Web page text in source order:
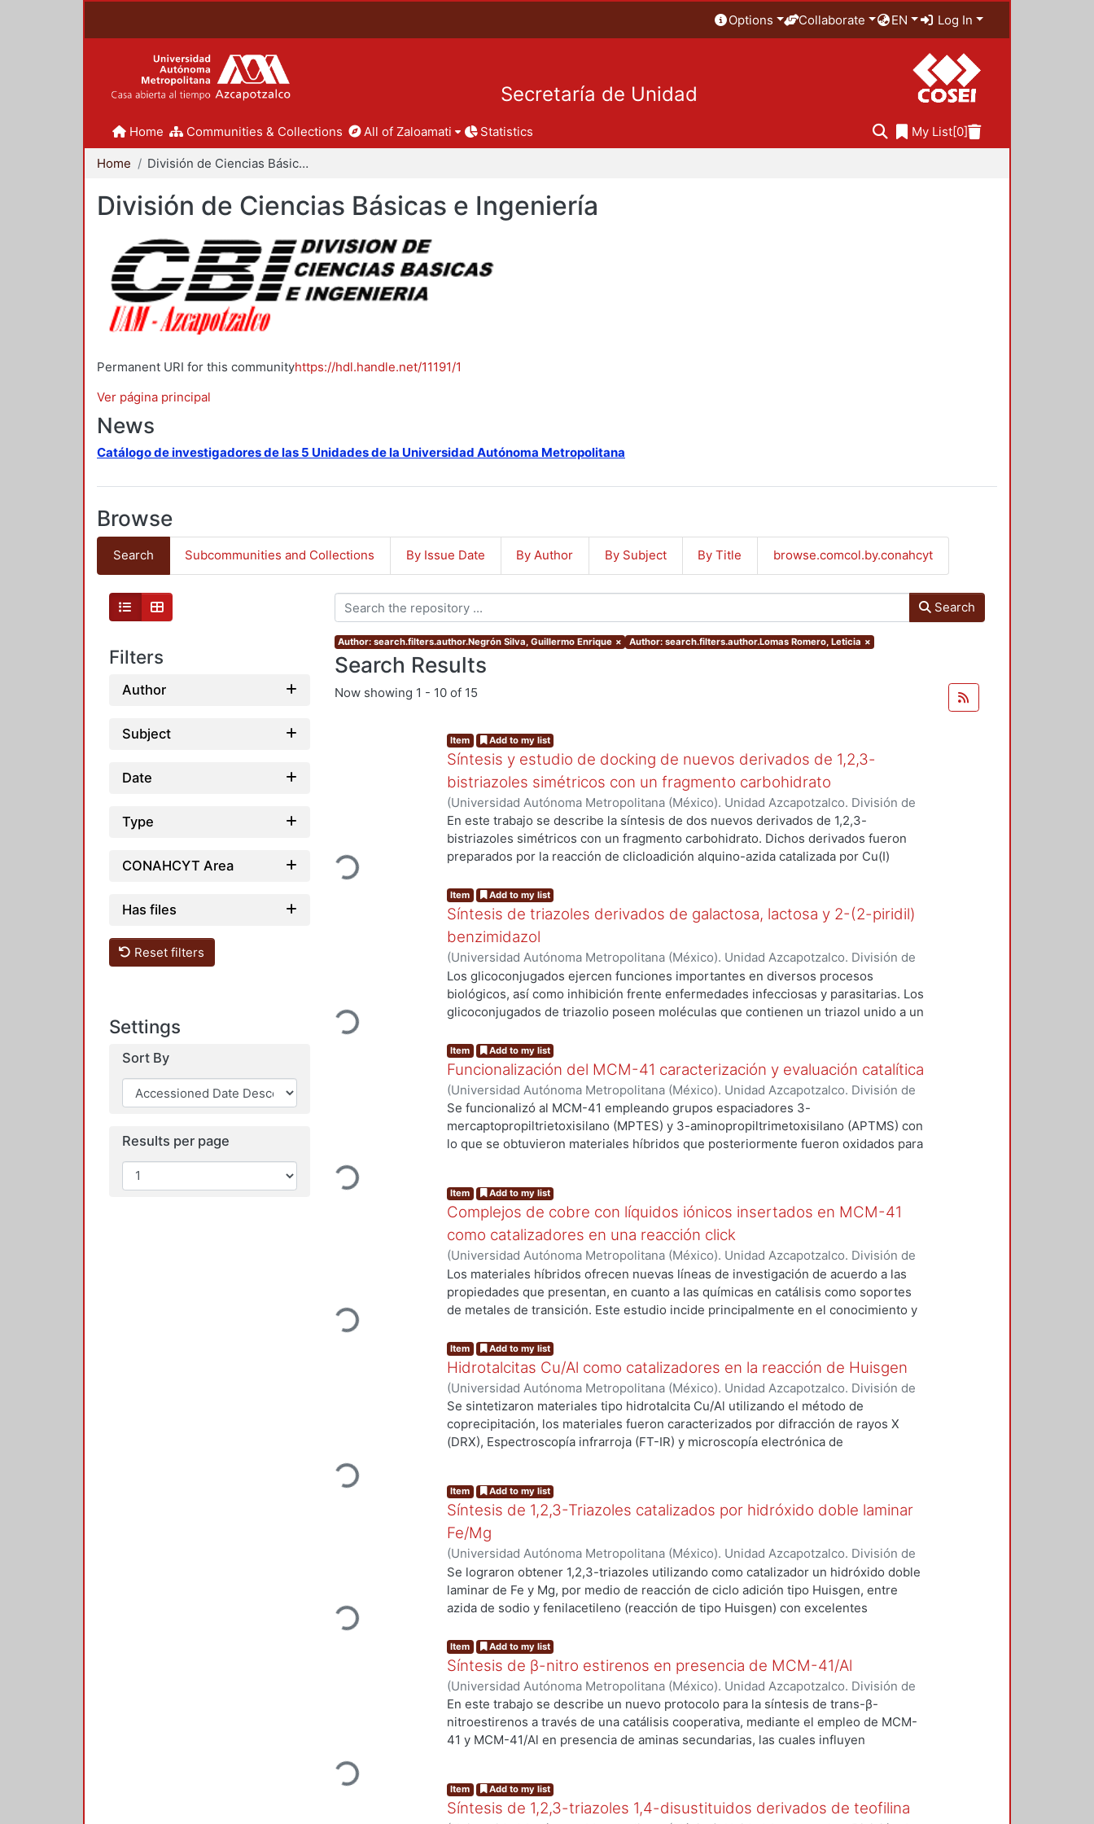
Options Collaborate EN Log In
Secretaría de Unidad
Home Communities & Collections All of Zaloamati Statistics My List[0]
Home División de Ciencias Básicas e Ingeniería
División de Ciencias Básicas e Ingeniería
Permanent URI for this communityhttps://hdl.handle.net/11191/1
Ver página principal
News
Catálogo de investigadores de las 5 Unidades de la Universidad Autónoma Metropolitana
Browse
Search Subcommunities and Collections By Issue Date By Author By Subject By Title browse.comcol.by.conahcyt
Filters
Author
Subject
Date
Type
CONAHCYT Area
Has files
Reset filters
Settings
Sort By
Results per page
Search
Author: search.filters.author.Negrón Silva, Guillermo Enrique × Author: search.filters.author.Lomas Romero, Leticia ×
Search Results
Now showing 1 - 10 of 15
Loading...
Item Add to my list
Síntesis y estudio de docking de nuevos derivados de 1,2,3-
bistriazoles simétricos con un fragmento carbohidrato
(Universidad Autónoma Metropolitana (México). Unidad Azcapotzalco. División de
Ciencias Básicas e Ingeniería. ,2023)Salazar Polito, Gladys Ivette;Corona Sánchez,
Ricardo;Lomas Romero, Leticia;Negrón Silva, Guillermo Enrique
En este trabajo se describe la síntesis de dos nuevos derivados de 1,2,3-
bistriazoles simétricos con un fragmento carbohidrato. Dichos derivados fueron
preparados por la reacción de clicloadición alquino-azida catalizada por Cu(I)
glucosilazida derivada del correspondiente diacetónido de la glucofuranosa. Los
bistriazoles con un fragmento carbohidrato se obtuvieron en buenos rendimientos
y cortos tiempos de reacción empleando un sistema CuI/DIPEA/DMF y
calentamiento por microondas, condiciones que resultan indispensables para la
formación de los bistriazoles y evitar la formación del correspondiente monotriazol.
Finalmente se realizaron estudios de docking molecular de los compuestos
preparados para evaluar su posible uso como inhibidores de la enzima α-
glucosidasa.
Loading...
Item Add to my list
Síntesis de triazoles derivados de galactosa, lactosa y 2-(2-piridil)
benzimidazol
(Universidad Autónoma Metropolitana (México). Unidad Azcapotzalco. División de
Ciencias Básicas e Ingeniería.,2021)Ramírez Domínguez, Elsie; Lomas Romero,
Leticia;García Martínez, Cirilo; Negrón Silva, Guillermo Enrique
Los glicoconjugados ejercen funciones importantes en diversos procesos
biológicos, así como inhibición frente enfermedades infecciosas y parasitarias. Los
glicoconjugados de triazolio poseen moléculas que contienen un triazol unido a un
otra posición del carbohidrato, permitiendo funcionalizar a la estructura del mismo
o bien para fungir como unión con otra molécula de carbohidrato. En este trabajo
se presenta la síntesis de triazoles derivados de hexosas y 2-(2-piridil)
benzimidazol, con el objetivo de emplearlos como sustratos para obtener
complejos de cobre.
Loading...
Item Add to my list
Funcionalización del MCM-41 caracterización y evaluación catalítica
(Universidad Autónoma Metropolitana (México). Unidad Azcapotzalco. División de
Ciencias Básicas e Ingeniería.,2015)Hernández Gasca, Miguel A.
Deyanira;Negrón Silva, Guillermo Enrique;Lomas Romero, Leticia
Se funcionalizó al MCM-41 empleando grupos espaciadores 3-
mercaptopropiltrietoxisilano (MPTES) y 3-aminopropiltrimetoxisilano (APTMS) con
lo que se obtuvieron materiales híbridos que posteriormente fueron oxidados para
se emplearon como catalizadores en una reacción de multicomponentes tipo
Strecker para la síntesis de un aminonitrilo.
Loading...
Item Add to my list
Complejos de cobre con líquidos iónicos insertados en MCM-41
como catalizadores en una reacción click
(Universidad Autónoma Metropolitana (México). Unidad Azcapotzalco. División de
Ciencias Básicas e Ingeniería.,2015)Cortés Gerardo, Marcos Orlando;Negrón
Silva, Guillermo Enrique;Ángeles Beltrán, Deyanira;González Olvera, Rodrigo;
Lomas Romero, Leticia
Los materiales híbridos ofrecen nuevas líneas de investigación de acuerdo a las
propiedades que presentan, en cuanto a las químicas en catálisis como soportes
de metales de transición. Este estudio incide principalmente en el conocimiento y
organosilanos y líquido iónico, pues la alta área específica (mayor a 1200 m²/g) del
soporte ofrece mayores sitios de anclaje y disponibilidad del sitio activo. El material
sintetizado, modificado y acomplejado por Cobre II, se evaluó en una reacción
orgánica del tipo “click” que es una la cicloadición 1,3-dipolar de azida y alquino
para la obtención de un 1,2,3-triazol que es catalizada por Cobre (I) reducida in situ.
Loading...
Item Add to my list
Hidrotalcitas Cu/Al como catalizadores en la reacción de Huisgen
(Universidad Autónoma Metropolitana (México). Unidad Azcapotzalco. División de
Ciencias Básicas e Ingeniería., 2015)Hernández Moreno, Edgar Josafat;Ángeles
Beltrán, Deyanira;Negrón Silva, Guillermo Enrique;González Olvera, Rodrigo ;
Urquiza Castro, Claudia Ivette;Lomas Romero, Leticia
Se sintetizaron materiales tipo hidrotalcita Cu/Al utilizando el método de
coprecipitación, los materiales fueron caracterizados por difracción de rayos X
(DRX), Espectroscopía infrarroja (FT-IR) y microscopía electrónica de
ser catalizadores eficientes en la síntesis del 1,2,3-triazol.
Loading...
Item Add to my list
Síntesis de 1,2,3-Triazoles catalizados por hidróxido doble laminar
Fe/Mg
(Universidad Autónoma Metropolitana (México). Unidad Azcapotzalco. División de
Ciencias Básicas e Ingeniería.,2016 )García Flores, Arturo;Rodríguez Ramírez,
Ricardo Iván; Ángeles Beltrán, Deyanira;Gutiérrez Carrillo, Atilano;Lomas Romero,
Leticia;Negrón Silva, Guillermo Enrique
Se lograron obtener 1,2,3-triazoles utilizando como catalizador un hidróxido doble
laminar de Fe y Mg, por medio de reacción de ciclo adición tipo Huisgen, entre
azida de sodio y fenilacetileno (reacción de tipo Huisgen) con excelentes
calentamiento por irradiación de microondas. El rendimiento de la reacción es el
resultado de ambos procesos catalíticos heterogéneos y homogéneos, como
consecuencia de la captura de Fe por el ascorbato de sodio. Aunque las
condiciones de reacción apropiadas se emplean (EtOH y H₂O, 80 ° C MW, 30 min.),
no se observó la degradación del hidróxido doble laminar.
Loading...
Item Add to my list
Síntesis de β-nitro estirenos en presencia de MCM-41/Al
(Universidad Autónoma Metropolitana (México). Unidad Azcapotzalco. División de
Ciencias Básicas e Ingeniería., 2016)Fernando López, Oscar;Vergara Arenas,
Blanca Ivonne;Morales Serna, José Antonio;Lara Corona, Víctor Hugo;Lomas
Romero, Leticia;Negrón Silva, Guillermo Enrique
En este trabajo se describe un nuevo protocolo para la síntesis de trans-β-
nitroestirenos a través de una catálisis cooperativa, mediante el empleo de MCM-
41 y MCM-41/Al en presencia de aminas secundarias, las cuales influyen
material, permiten la activación directa de los grupos carbonilo para la formación de
un ion iminio, que es el intermediario en el proceso de condensación. La eficiencia
Item Add to my list
Síntesis de 1,2,3-triazoles 1,4-disustituidos derivados de teofilina